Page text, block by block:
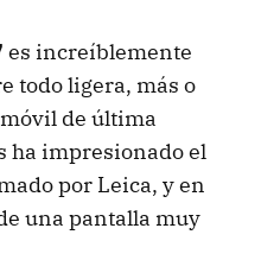
es increíblemente
todo ligera, más o
de última
ha impresionado el
por Leica, y en
una pantalla muy